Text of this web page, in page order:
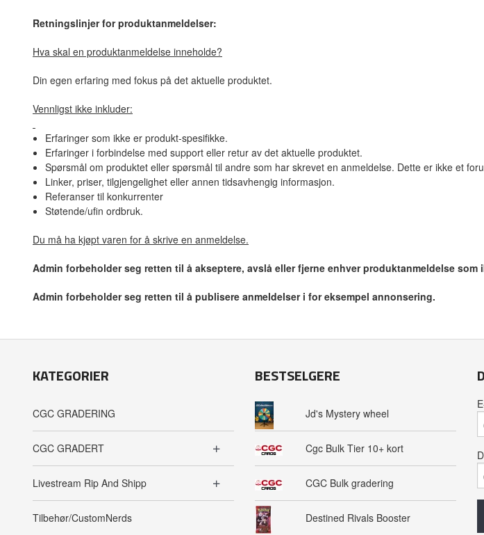
Retningslinjer for produktanmeldelser:
Hva skal en produktanmeldelse inneholde?
Din egen erfaring med fokus på det aktuelle produktet.
Vennligst ikke inkluder:
Erfaringer som ikke er produkt-spesifikke.
Erfaringer i forbindelse med support eller retur av det aktuelle produktet.
Spørsmål om produktet eller spørsmål til andre som har skrevet en anmeldelse. Dette er ikke et
Linker, priser, tilgjengelighet eller annen tidsavhengig informasjon.
Referanser til konkurrenter
Støtende/ufin ordbruk.
Du må ha kjøpt varen for å skrive en anmeldelse.
Admin forbeholder seg retten til å akseptere, avslå eller fjerne enhver produktanmeldelse
Admin forbeholder seg retten til å publisere anmeldelser i for eksempel annonsering.
KATEGORIER
CGC GRADERING
CGC GRADERT
Livestream Rip And Shipp
Tilbehør/CustomNerds
BESTSELGERE
Jd's Mystery wheel
Cgc Bulk Tier 10+ kort
CGC Bulk gradering
Destined Rivals Booster